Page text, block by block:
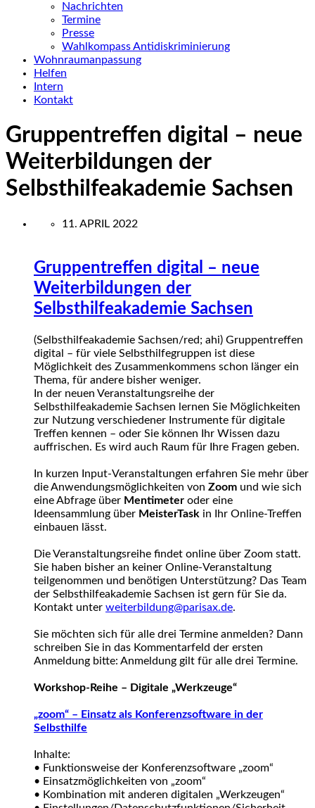
Nachrichten
Termine
Presse
Wahlkompass Antidiskriminierung
Wohnraumanpassung
Helfen
Intern
Kontakt
Gruppentreffen digital – neue
Weiterbildungen der
Selbsthilfeakademie Sachsen
11. APRIL 2022
Gruppentreffen digital – neue
Weiterbildungen der
Selbsthilfeakademie Sachsen
(Selbsthilfeakademie Sachsen/red; ahi) Gruppentreffen
digital – für viele Selbsthilfegruppen ist diese
Möglichkeit des Zusammenkommens schon länger ein
Thema, für andere bisher weniger.
In der neuen Veranstaltungsreihe der
Selbsthilfeakademie Sachsen lernen Sie Möglichkeiten
zur Nutzung verschiedener Instrumente für digitale
Treffen kennen – oder Sie können Ihr Wissen dazu
auffrischen. Es wird auch Raum für Ihre Fragen geben.
In kurzen Input-Veranstaltungen erfahren Sie mehr über
die Anwendungsmöglichkeiten von Zoom und wie sich
eine Abfrage über Mentimeter oder eine
Ideensammlung über MeisterTask in Ihr Online-Treffen
einbauen lässt.
Die Veranstaltungsreihe findet online über Zoom statt.
Sie haben bisher an keiner Online-Veranstaltung
teilgenommen und benötigen Unterstützung? Das Team
der Selbsthilfeakademie Sachsen ist gern für Sie da.
Kontakt unter weiterbildung@parisax.de.
Sie möchten sich für alle drei Termine anmelden? Dann
schreiben Sie in das Kommentarfeld der ersten
Anmeldung bitte: Anmeldung gilt für alle drei Termine.
Workshop-Reihe – Digitale „Werkzeuge“
„zoom“ – Einsatz als Konferenzsoftware in der
Selbsthilfe
Inhalte:
• Funktionsweise der Konferenzsoftware „zoom“
• Einsatzmöglichkeiten von „zoom“
• Kombination mit anderen digitalen „Werkzeugen“